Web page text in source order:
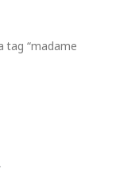
tag “madame